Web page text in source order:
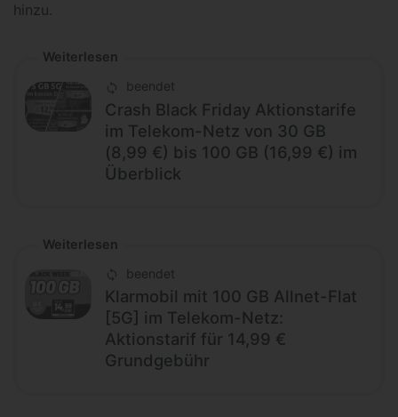
hinzu.
Weiterlesen
beendet
Crash Black Friday Aktionstarife
im Telekom-Netz von 30 GB
(8,99 €) bis 100 GB (16,99 €) im
Überblick
Weiterlesen
beendet
Klarmobil mit 100 GB Allnet-Flat
[5G] im Telekom-Netz:
Aktionstarif für 14,99 €
Grundgebühr